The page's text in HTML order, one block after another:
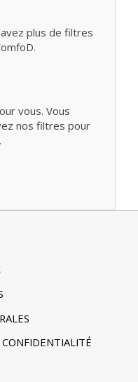
plus de filtres
vous. Vous
nos filtres pour